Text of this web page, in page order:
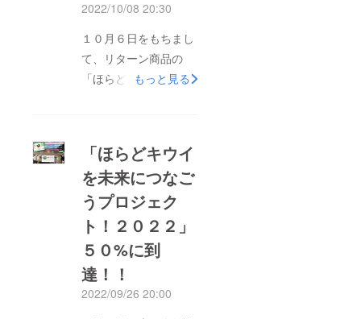
2022/10/08 20:30
１０月６日をもちまし
て、リターン商品の
「ほらどキウイ食べ比
個に到達しました。
「ほらプロ」では扁平
果のおいしさを多くの
方に味わっていただき
たい！との思いからリ
ターン商品に「ほらど
キウイ食べ比べセット
８玉/5,100円」を限定
もっと見る
「ほらどキウイ
を未来につなご
うプロジェク
ト！２０２２」
５０%に到
達！！
2022/09/26 20:00